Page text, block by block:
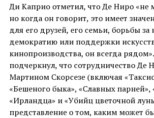
Ди Каприо отметил, что Де Ниро «не
но когда он говорит, это имеет
для его друзей, его семьи, борьбы за
демократию или поддержки
кинопроизводства, он всегда
подчеркнул, что сотрудничество Де
Мартином Скорсезе (включая
«Бешеного быка», «Славных парней»,
«Ирландца» и «Убийц цветочной
представление о том, каким может